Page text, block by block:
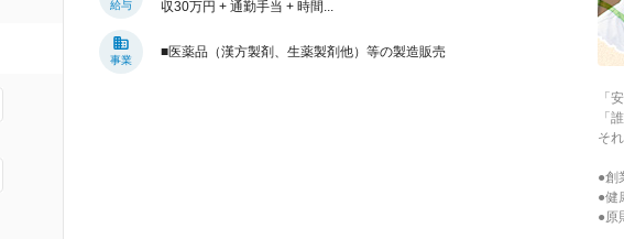
給与
収30万円 + 通勤手当 + 時間...
事業
■医薬品（漢方製剤、生薬製剤他）等の製造販売
「
「
そ
●創
●健
●原